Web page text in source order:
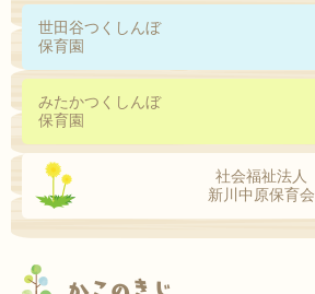
世田谷つくしんぼ
保育園
みたかつくしんぼ
保育園
社会福祉法人
新川中原保育会